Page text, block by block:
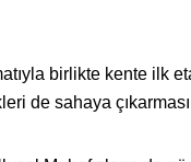
birlikte kente ilk
de sahaya